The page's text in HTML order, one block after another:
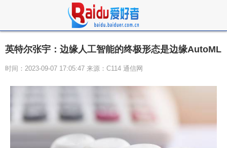
英特尔张宇：边缘人工智能的终极形态是边缘AutoML
时间：2023-09-07 17:05:47 来源：C114 通信网